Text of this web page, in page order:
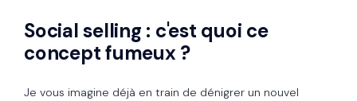
Social selling : c'est quoi ce
concept fumeux ?
Je vous imagine déjà en train de dénigrer un nouvel